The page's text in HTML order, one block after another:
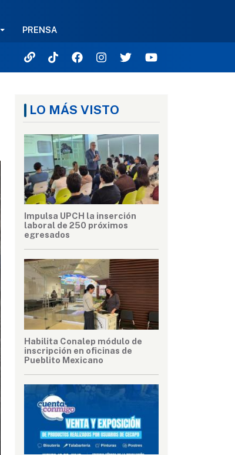
PRENSA
LO MÁS VISTO
Impulsa UPCH la inserción
laboral de 250 próximos
egresados
Habilita Conalep módulo de
inscripción en oficinas de
Pueblito Mexicano